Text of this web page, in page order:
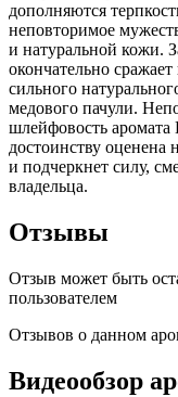
дополняются
неповторимое
и натуральной кожи.
окончательно
сильного
медового пачули.
шлейфовость аромата
достоинству оценена
и подчеркнет силу,
владельца.
Отзывы
Отзыв может быть
пользователем
Отзывов о данном
Видеообзор